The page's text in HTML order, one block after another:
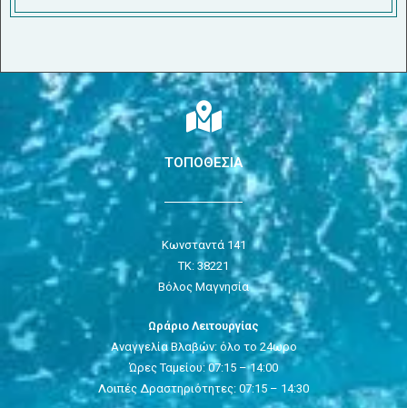
ΤΟΠΟΘΕΣΙΑ
Κωνσταντά 141
ΤΚ: 38221
Βόλος Μαγνησία
Ωράριο Λειτουργίας
Αναγγελία Βλαβών: όλο το 24ωρο
Ώρες Ταμείου: 07:15 – 14:00
Λοιπές Δραστηριότητες: 07:15 – 14:30